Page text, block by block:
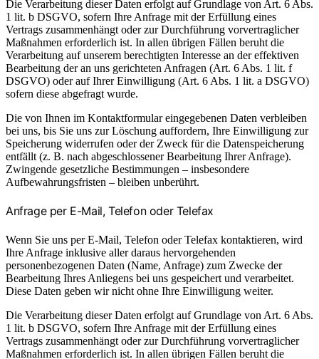
Die Verarbeitung dieser Daten erfolgt auf Grundlage von Art. 6 Abs.
1 lit. b DSGVO, sofern Ihre Anfrage mit der Erfüllung eines
Vertrags zusammenhängt oder zur Durchführung vorvertraglicher
Maßnahmen erforderlich ist. In allen übrigen Fällen beruht die
Verarbeitung auf unserem berechtigten Interesse an der effektiven
Bearbeitung der an uns gerichteten Anfragen (Art. 6 Abs. 1 lit. f
DSGVO) oder auf Ihrer Einwilligung (Art. 6 Abs. 1 lit. a DSGVO)
sofern diese abgefragt wurde.
Die von Ihnen im Kontaktformular eingegebenen Daten verbleiben
bei uns, bis Sie uns zur Löschung auffordern, Ihre Einwilligung zur
Speicherung widerrufen oder der Zweck für die Datenspeicherung
entfällt (z. B. nach abgeschlossener Bearbeitung Ihrer Anfrage).
Zwingende gesetzliche Bestimmungen – insbesondere
Aufbewahrungsfristen – bleiben unberührt.
Anfrage per E-Mail, Telefon oder Telefax
Wenn Sie uns per E-Mail, Telefon oder Telefax kontaktieren, wird
Ihre Anfrage inklusive aller daraus hervorgehenden
personenbezogenen Daten (Name, Anfrage) zum Zwecke der
Bearbeitung Ihres Anliegens bei uns gespeichert und verarbeitet.
Diese Daten geben wir nicht ohne Ihre Einwilligung weiter.
Die Verarbeitung dieser Daten erfolgt auf Grundlage von Art. 6 Abs.
1 lit. b DSGVO, sofern Ihre Anfrage mit der Erfüllung eines
Vertrags zusammenhängt oder zur Durchführung vorvertraglicher
Maßnahmen erforderlich ist. In allen übrigen Fällen beruht die